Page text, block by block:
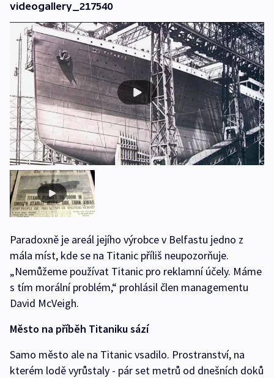
videogallery_217540
Paradoxně je areál jejího výrobce v Belfastu jedno z
mála míst, kde se na Titanic příliš neupozorňuje.
„Nemůžeme používat Titanic pro reklamní účely. Máme
s tím morální problém,“ prohlásil člen managementu
David McVeigh.
Město na příběh Titaniku sází
Samo město ale na Titanic vsadilo. Prostranství, na
kterém lodě vyrůstaly - pár set metrů od dnešních doků